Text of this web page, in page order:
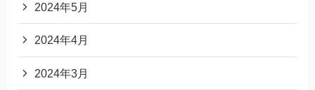
2024年5月
2024年4月
2024年3月